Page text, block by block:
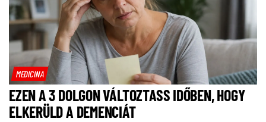
MEDICINA
EZEN A 3 DOLGON VÁLTOZTASS IDŐBEN, HOGY
ELKERÜLD A DEMENCIÁT